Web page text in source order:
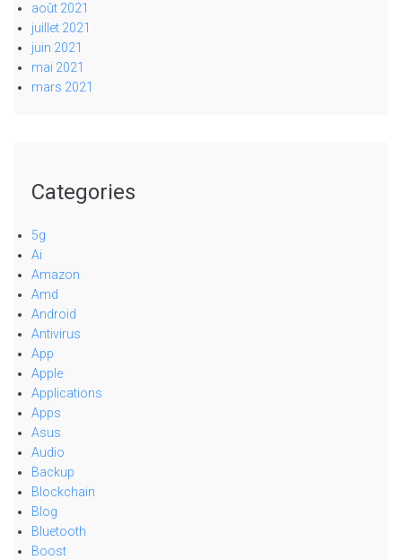
août 2021
juillet 2021
juin 2021
mai 2021
mars 2021
Categories
5g
Ai
Amazon
Amd
Android
Antivirus
App
Apple
Applications
Apps
Asus
Audio
Backup
Blockchain
Blog
Bluetooth
Boost